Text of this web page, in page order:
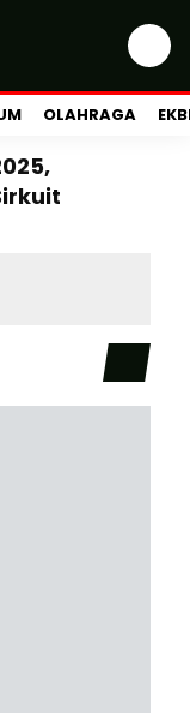
OLAHRAGA